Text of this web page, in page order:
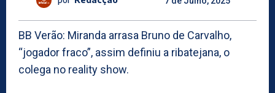
BB Verão: Miranda arrasa Bruno de Carvalho,
“jogador fraco”, assim definiu a ribatejana, o
colega no reality show.